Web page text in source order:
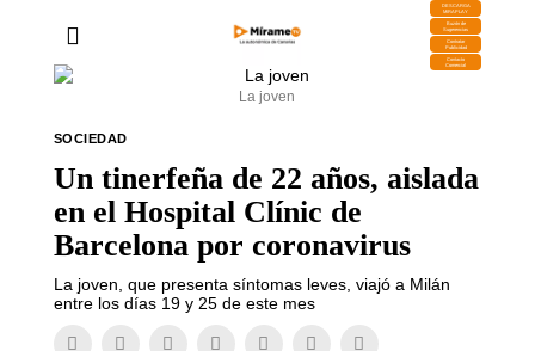
DESCARGA
MIRAPLAY
Buzón de
Sugerencias
Contratar
Publicidad
Contacto
Comercial
La joven
SOCIEDAD
Un tinerfeña de 22 años, aislada
en el Hospital Clínic de
Barcelona por coronavirus
La joven, que presenta síntomas leves, viajó a Milán
entre los días 19 y 25 de este mes